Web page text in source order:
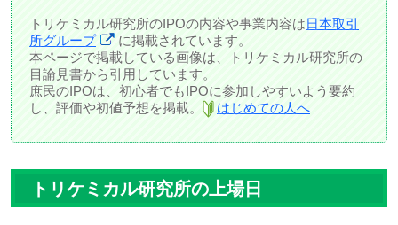
トリケミカル研究所のIPOの内容や事業内容は日本取引
所グループ
に掲載されています。
本ページで掲載している画像は、トリケミカル研究所の
目論見書から引用しています。
庶民のIPOは、初心者でもIPOに参加しやすいよう要約
し、評価や初値予想を掲載。
はじめての人へ
トリケミカル研究所の上場日